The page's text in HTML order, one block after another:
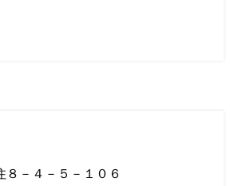
８－４－５－１０６